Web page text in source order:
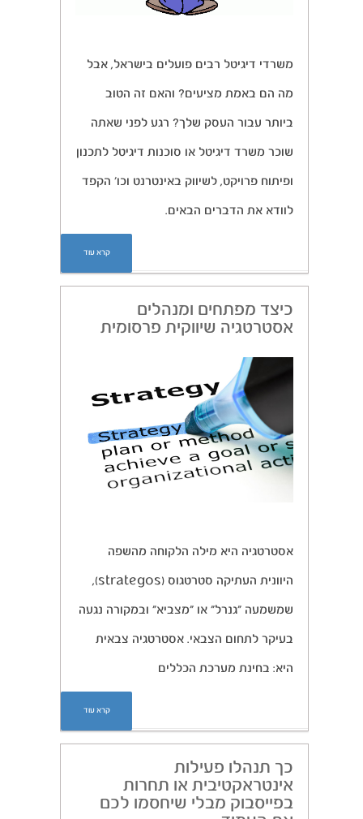
משרדי דיגיטל רבים פועלים בישראל, אבל
מה הם באמת מציעים? והאם זה הטוב
ביותר עבור העסק שלך? רגע לפני שאתה
שוכר משרד דיגיטל או סוכנות דיגיטל לתכנון
ופיתוח פרויקט, לשיווק באינטרנט וכו’ הקפד
לוודא את הדברים הבאים.
קרא עוד
כיצד מפתחים ומנהלים
אסטרטגיה שיווקית פרסומית
אסטרטגיה היא מילה הלקוחה מהשפה
היוונית העתיקה סטרטגוס (strategos),
שמשמעה “גנרל” או “מצביא” ובמקורה נגעה
בעיקר לתחום הצבאי. אסטרטגיה צבאית
היא: בחינת מערכת הכללים
קרא עוד
כך תנהלו פעילות
אינטראקטיבית או תחרות
בפייסבוק מבלי שיחסמו לכם